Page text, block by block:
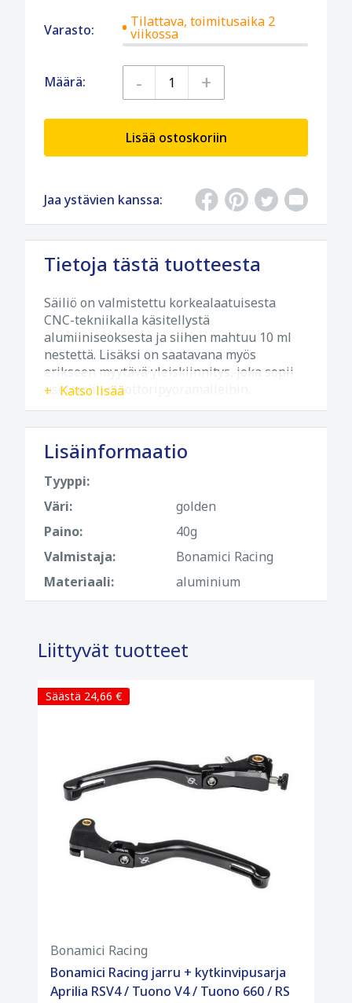
Varasto:
Tilattava, toimitusaika 2
viikossa
Määrä: - +
Lisää ostoskoriin
Jaa ystävien kanssa:
Tietoja tästä tuotteesta
Säiliö on valmistettu korkealaatuisesta
CNC-tekniikalla käsitellystä
alumiiniseoksesta ja siihen mahtuu 10 ml
nestettä. Lisäksi on saatavana myös
erikseen myytävä yleiskiinnitys, joka sopii
useimpiin moottoripyörämalleihin.
Katso lisää
Lisäinformaatio
Tyyppi:
Väri:
golden
Paino:
40g
Valmistaja:
Bonamici Racing
Materiaali:
aluminium
Liittyvät tuotteet
Säästä 24,66 €
Bonamici Racing
Bonamici Racing jarru + kytkinvipusarja
Aprilia RSV4 / Tuono V4 / Tuono 660 / RS